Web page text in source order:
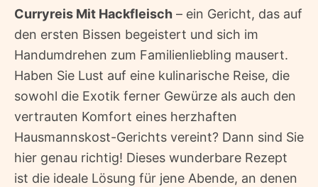
Curryreis Mit Hackfleisch – ein Gericht, das auf
den ersten Bissen begeistert und sich im
Handumdrehen zum Familienliebling mausert.
Haben Sie Lust auf eine kulinarische Reise, die
sowohl die Exotik ferner Gewürze als auch den
vertrauten Komfort eines herzhaften
Hausmannskost-Gerichts vereint? Dann sind Sie
hier genau richtig! Dieses wunderbare Rezept
ist die ideale Lösung für jene Abende, an denen